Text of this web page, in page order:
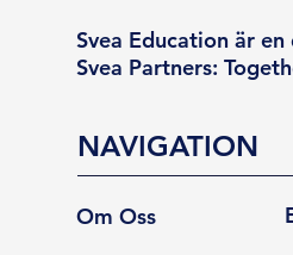
Svea Education är
Svea Partners:
NAVIGATION
Om Oss